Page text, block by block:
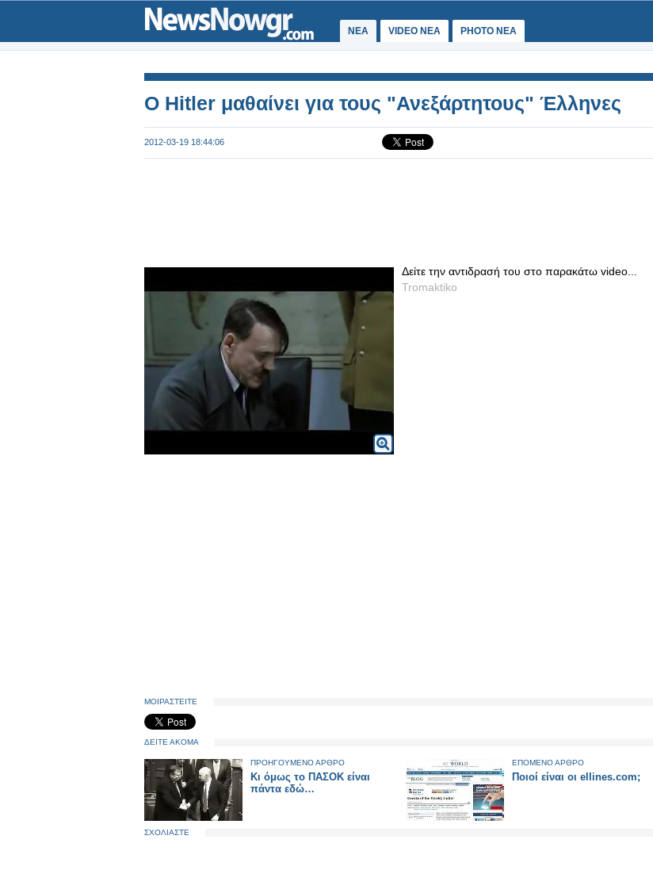
ΝΕΑ VIDEO NEA PHOTO NEA
O Hitler μαθαίνει για τους "Ανεξάρτητους" Έλληνες
2012-03-19 18:44:06
Δείτε την αντιδρασή του στο παρακάτω video...
Tromaktiko
ΜΟΙΡΑΣΤΕΙΤΕ
ΔΕΙΤΕ ΑΚΟΜΑ
ΠΡΟΗΓΟΥΜΕΝΟ ΑΡΘΡΟ
Kι όμως το ΠΑΣΟΚ είναι
πάντα εδώ…
ΕΠΟΜΕΝΟ ΑΡΘΡΟ
Ποιοί είναι οι ellines.com;
ΣΧΟΛΙΑΣΤΕ